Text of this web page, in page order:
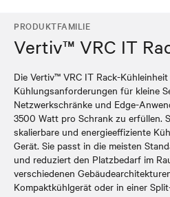
PRODUKTFAMILIE
Vertiv™ VRC IT
Die Vertiv™ VRC IT Rack-
Kühlungsanforderungen für kleine
Netzwerkschränke und Edge-
3500 Watt pro Schrank zu erfüllen.
skalierbare und energieeffiziente
Gerät. Sie passt in die meisten
und reduziert den Platzbedarf im
verschiedenen
Kompaktkühlgerät oder in einer